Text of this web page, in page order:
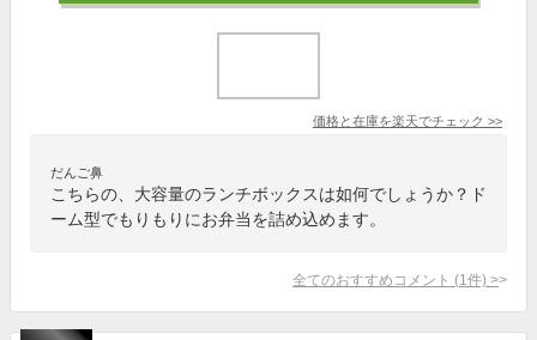
価格と在庫を楽天でチェック >>
だんご鼻
こちらの、大容量のランチボックスは如何でしょうか？ド
ーム型でもりもりにお弁当を詰め込めます。
全てのおすすめコメント (1 件) >